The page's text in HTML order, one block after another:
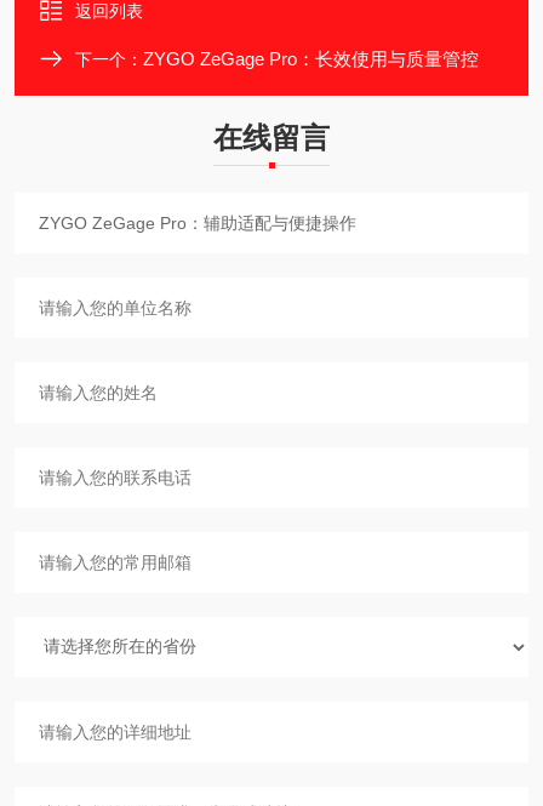
返回列表
下一个： ZYGO ZeGage Pro：长效使用与质量管控
在线留言